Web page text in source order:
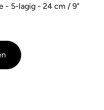
- 5-lagig - 24 cm / 9"